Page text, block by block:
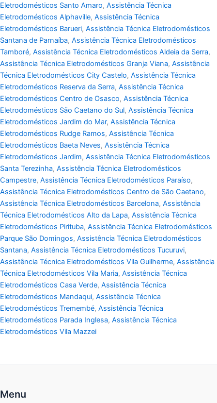
Eletrodomésticos Santo Amaro, Assistência Técnica
Eletrodomésticos Alphaville, Assistência Técnica
Eletrodomésticos Barueri, Assistência Técnica Eletrodomésticos
Santana de Parnaíba, Assistência Técnica Eletrodomésticos
Tamboré, Assistência Técnica Eletrodomésticos Aldeia da Serra,
Assistência Técnica Eletrodomésticos Granja Viana, Assistência
Técnica Eletrodomésticos City Castelo, Assistência Técnica
Eletrodomésticos Reserva da Serra, Assistência Técnica
Eletrodomésticos Centro de Osasco, Assistência Técnica
Eletrodomésticos São Caetano do Sul, Assistência Técnica
Eletrodomésticos Jardim do Mar, Assistência Técnica
Eletrodomésticos Rudge Ramos, Assistência Técnica
Eletrodomésticos Baeta Neves, Assistência Técnica
Eletrodomésticos Jardim, Assistência Técnica Eletrodomésticos
Santa Terezinha, Assistência Técnica Eletrodomésticos
Campestre, Assistência Técnica Eletrodomésticos Paraíso,
Assistência Técnica Eletrodomésticos Centro de São Caetano,
Assistência Técnica Eletrodomésticos Barcelona, Assistência
Técnica Eletrodomésticos Alto da Lapa, Assistência Técnica
Eletrodomésticos Pirituba, Assistência Técnica Eletrodomésticos
Parque São Domingos, Assistência Técnica Eletrodomésticos
Santana, Assistência Técnica Eletrodomésticos Tucuruvi,
Assistência Técnica Eletrodomésticos Vila Guilherme, Assistência
Técnica Eletrodomésticos Vila Maria, Assistência Técnica
Eletrodomésticos Casa Verde, Assistência Técnica
Eletrodomésticos Mandaqui, Assistência Técnica
Eletrodomésticos Tremembé, Assistência Técnica
Eletrodomésticos Parada Inglesa, Assistência Técnica
Eletrodomésticos Vila Mazzei
Menu